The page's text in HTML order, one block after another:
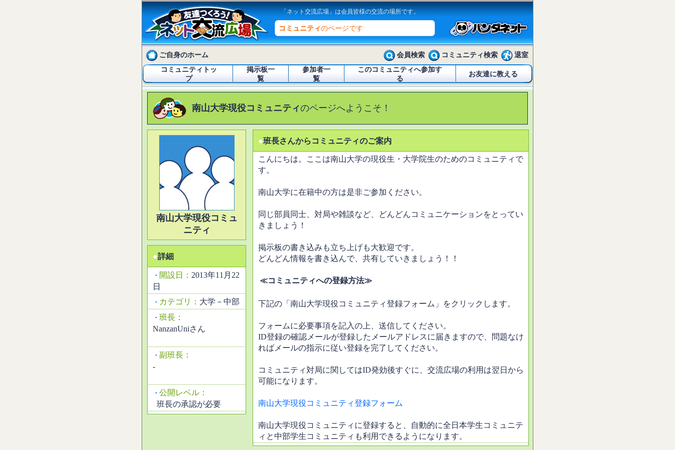
「ネット交流広場」は会員皆様の交流の場所です。
コミュニティのページです
ご自身のホーム 会員検索 コミュニティ検索
退室
コミュニティトッ
プ
掲示板一
覧
参加者一
覧
このコミュニティへ参加す
る
お友達に教える
南山大学現役コミュニティのページへようこそ！
南山大学現役コミュ
ニティ
●詳細
・ 開設日： 2013年11月22
日
・ カテゴリ： 大学－中部
・ 班長：
NanzanUniさん
・ 副班長：
-
・ 公開レベル：
班長の承認が必要
●班長さんからコミュニティのご案内
こんにちは。ここは南山大学の現役生・大学院生のためのコミュニティで
す。
南山大学に在籍中の方は是非ご参加ください。
同じ部員同士、対局や雑談など、どんどんコミュニケーションをとってい
きましょう！
掲示板の書き込みも立ち上げも大歓迎です。
どんどん情報を書き込んで、共有していきましょう！！
≪コミュニティへの登録方法≫
下記の「南山大学現役コミュニティ登録フォーム」をクリックします。
フォームに必要事項を記入の上、送信してください。
ID登録の確認メールが登録したメールアドレスに届きますので、問題なけ
ればメールの指示に従い登録を完了してください。
コミュニティ対局に関してはID発効後すぐに、交流広場の利用は翌日から
可能になります。
南山大学現役コミュニティ登録フォーム
南山大学現役コミュニティに登録すると、自動的に全日本学生コミュニテ
ィと中部学生コミュニティも利用できるようになります。